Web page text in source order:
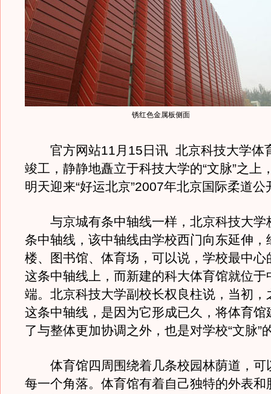
锈红色金属板侧面
官方网站11月15日讯 北京科技大学体
竣工，静静地矗立于科技大学的“文脉”之上
明天迎来“好运北京”2007年北京国际柔道公
与京城有条中轴线一样，北京科技大学
条中轴线，该中轴线由学校西门向东延伸，
楼、图书馆、体育场，可以说，学校最中心
这条中轴线上，而新建的科大体育馆就位于
端。北京科技大学副校长权良柱说，当初，
这条中轴线，是因为它形成已久，将体育馆
了与整体更加协调之外，也是对学校“文脉”
体育馆四周围绕着几条校园林荫道，可
每一个角落。体育馆有着自己独特的外表和